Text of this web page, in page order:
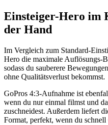
Einsteiger-Hero im
der Hand
Im Vergleich zum Standard-
Hero die maximale Auflösungs-
sodass du sauberere
ohne Qualitätsverlust bekommst.
GoPros 4:3-Aufnahme ist
wenn du nur einmal filmst und
zuschneidest. Außerdem liefert
Format, perfekt, wenn du